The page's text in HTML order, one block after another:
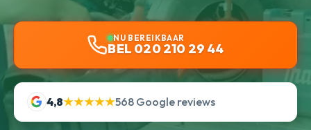
NU BEREIKBAAR
BEL 020 210 29 44
4,8★★★★★568 Google reviews